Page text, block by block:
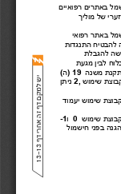
רפואיים באתרים
מוליך של
רפואי באתר
התנגדות להבטיח
להגבלת
מגעת לבין
(ה) 19 משנה
ניתן 2, שימוש
יעמוד שימוש
-1ו
  0
שימוש
חישמול בפני הגנה יש
ל
מ
ק
ם
ד
ף
ז
ה
א
ח
ר
י
ד
ף
1
3
-
1
3